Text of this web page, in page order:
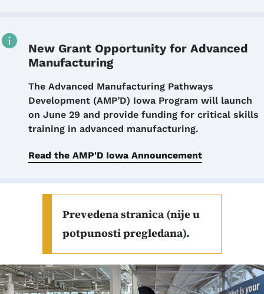
New Grant Opportunity for Advanced
Manufacturing
Details
The Advanced Manufacturing Pathways
Development (AMP’D) Iowa Program will launch
on June 29 and provide funding for critical skills
training in advanced manufacturing.
Read the AMP'D Iowa Announcement
Prevedena stranica (nije u
potpunosti pregledana).